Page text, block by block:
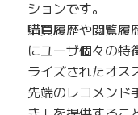
ションです。
購買履歴や閲覧履
にユーザ個々の特
ライズされたオス
先端のレコメンド